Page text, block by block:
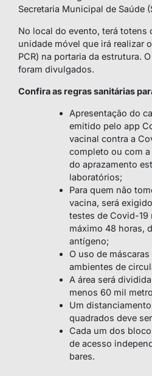
Secretaria Municipal de Saúde
No local do evento, terá totens
unidade móvel que irá realizar
PCR) na portaria da estrutura.
foram divulgados.
Confira as regras sanitárias
Apresentação do
emitido pelo app
vacinal contra a
completo ou com
do aprazamento
laboratórios;
Para quem não
vacina, será
testes de Covid-19
máximo 48 horas,
antígeno;
O uso de
ambientes de
A área será
menos 60 mil
Um
quadrados deve
Cada um dos
de acesso
bares.